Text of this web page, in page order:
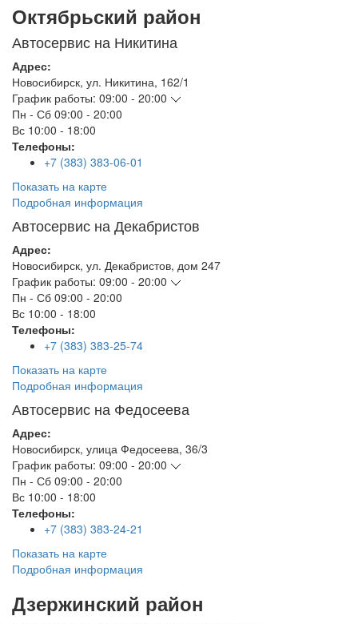
Октябрьский район
Автосервис на Никитина
Адрес:
Новосибирск, ул. Никитина, 162/1
График работы: 09:00 - 20:00
Пн - Сб 09:00 - 20:00
Вс 10:00 - 18:00
Телефоны:
+7 (383) 383-06-01
Показать на карте
Подробная информация
Автосервис на Декабристов
Адрес:
Новосибирск, ул. Декабристов, дом 247
График работы: 09:00 - 20:00
Пн - Сб 09:00 - 20:00
Вс 10:00 - 18:00
Телефоны:
+7 (383) 383-25-74
Показать на карте
Подробная информация
Автосервис на Федосеева
Адрес:
Новосибирск, улица Федосеева, 36/3
График работы: 09:00 - 20:00
Пн - Сб 09:00 - 20:00
Вс 10:00 - 18:00
Телефоны:
+7 (383) 383-24-21
Показать на карте
Подробная информация
Дзержинский район